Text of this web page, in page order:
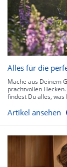
Alles für die
Mache aus Deinem
prachtvollen
findest Du alles, was
Artikel ansehen